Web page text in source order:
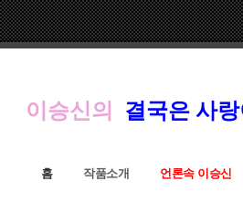
이승신의 결국은 사
홈 작품소개 언론속 이승신